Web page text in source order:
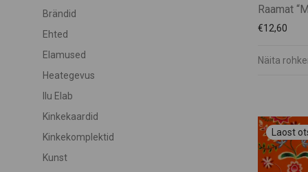
Brändid
Ehted
Elamused
Heategevus
Ilu Elab
Kinkekaardid
Kinkekomplektid
Kunst
Raamat
€12,60
Näita